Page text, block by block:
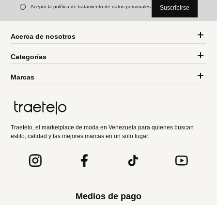
Acepto la política de tratamiento de datos personales Suscribirse
Acerca de nosotros
Categorías
Marcas
Traetelo, el marketplace de moda en Venezuela para quienes buscan
estilo, calidad y las mejores marcas en un solo lugar.
Medios de pago